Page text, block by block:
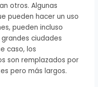
otros. Algunas
pueden hacer un uso
pueden incluso
ciudades
caso, los
son remplazados por
pero más largos.